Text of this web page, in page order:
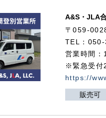
A&S・JLA
〒059-
TEL：
営業時間
※緊急受付
https://
販売可